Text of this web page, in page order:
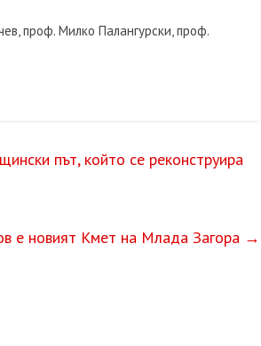
проф. Милко Палангурски, проф.
път, който се реконструира
е новият Кмет на Млада Загора →